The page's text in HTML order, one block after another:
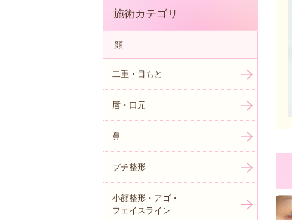
施術カテゴリ
顔
二重・目もと
唇・口元
鼻
プチ整形
小顔整形・アゴ・
フェイスライン